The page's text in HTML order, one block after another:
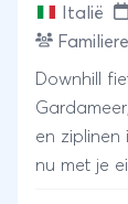
Italië
Downhill
en ziplinen
nu met je